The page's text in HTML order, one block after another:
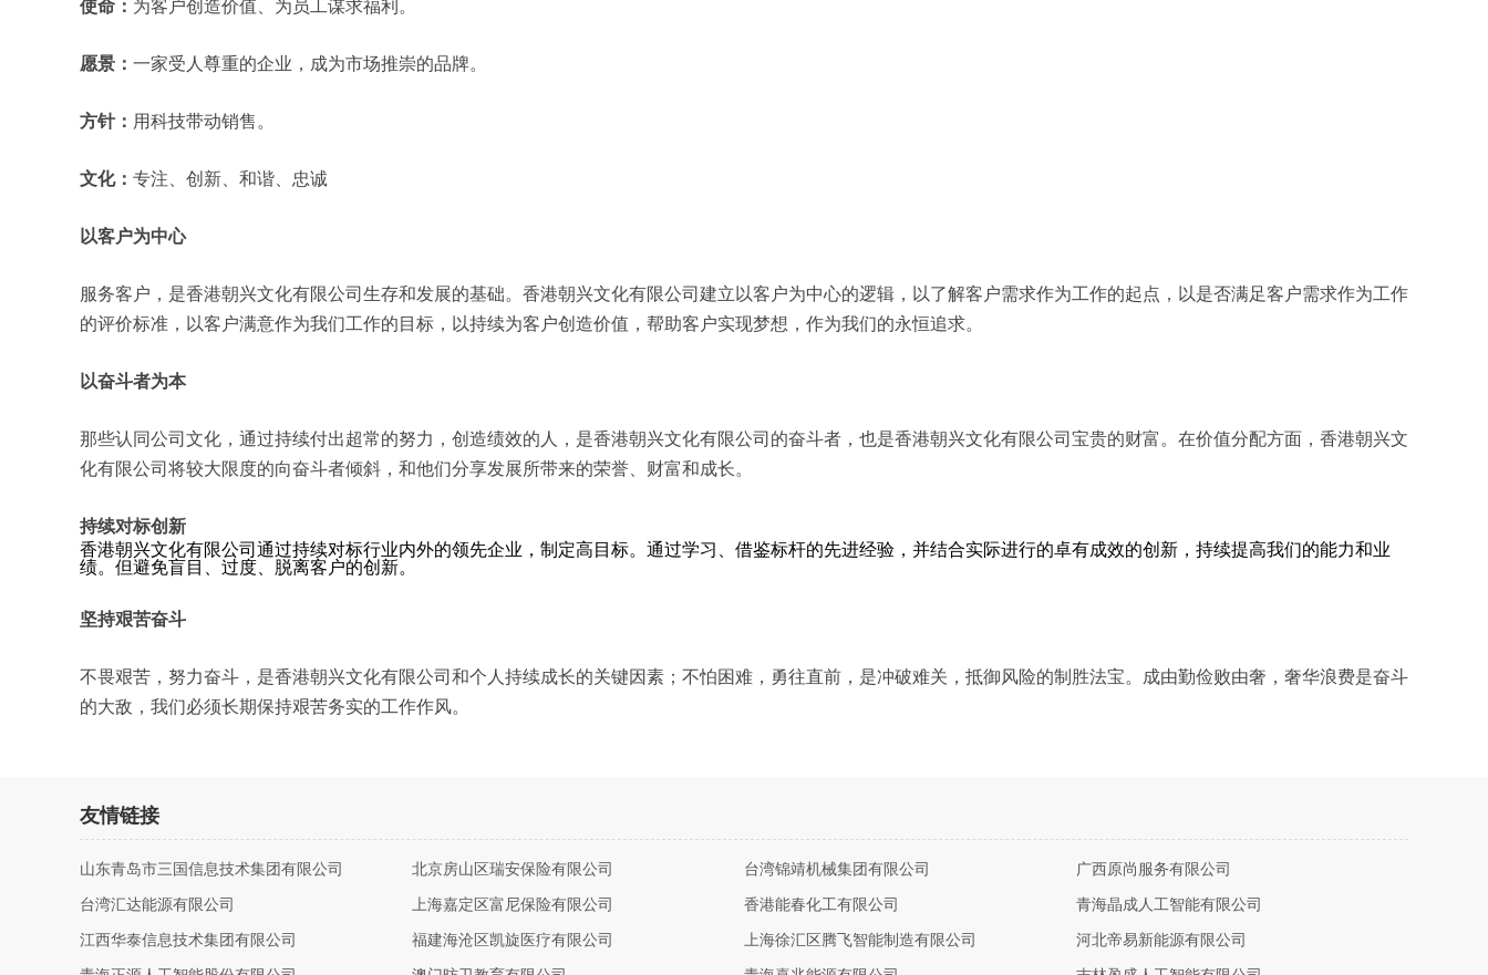
使命： 为客户创造价值、为员工谋求福利。
愿景： 一家受人尊重的企业，成为市场推崇的品牌。
方针： 用科技带动销售。
文化： 专注、创新、和谐、忠诚
以客户为中心
服务客户，是香港朝兴文化有限公司生存和发展的基础。香港朝兴文化有限公司建立以客户为中心的逻辑，以了解客户需求作为工作的起点，以是否满足客户需求作为工作
的评价标准，以客户满意作为我们工作的目标，以持续为客户创造价值，帮助客户实现梦想，作为我们的永恒追求。
以奋斗者为本
那些认同公司文化，通过持续付出超常的努力，创造绩效的人，是香港朝兴文化有限公司的奋斗者，也是香港朝兴文化有限公司宝贵的财富。在价值分配方面，香港朝兴文
化有限公司将较大限度的向奋斗者倾斜，和他们分享发展所带来的荣誉、财富和成长。
持续对标创新
香港朝兴文化有限公司通过持续对标行业内外的领先企业，制定高目标。通过学习、借鉴标杆的先进经验，并结合实际进行的卓有成效的创新，持续提高我们的能力和业
绩。但避免盲目、过度、脱离客户的创新。
坚持艰苦奋斗
不畏艰苦，努力奋斗，是香港朝兴文化有限公司和个人持续成长的关键因素；不怕困难，勇往直前，是冲破难关，抵御风险的制胜法宝。成由勤俭败由奢，奢华浪费是奋斗
的大敌，我们必须长期保持艰苦务实的工作作风。
友情链接
山东青岛市三国信息技术集团有限公司 北京房山区瑞安保险有限公司 台湾锦靖机械集团有限公司 广西原尚服务有限公司
台湾汇达能源有限公司 上海嘉定区富尼保险有限公司 香港能春化工有限公司 青海晶成人工智能有限公司
江西华泰信息技术集团有限公司 福建海沧区凯旋医疗有限公司 上海徐汇区腾飞智能制造有限公司 河北帝易新能源有限公司